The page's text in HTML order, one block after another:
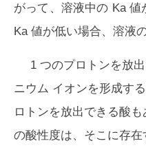
がって、溶液中の Ka 値
Ka 値が低い場合、溶液
1 つのプロトンを放
ニウム イオンを形成す
ロトンを放出できる酸
の酸性度は、そこに存